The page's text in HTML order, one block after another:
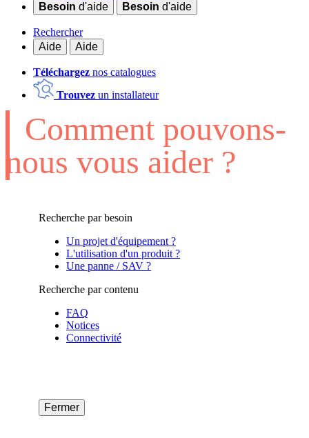
Besoin d'aide Besoin d'aide
Rechercher
Aide
Aide
Téléchargez nos catalogues
Trouvez un installateur
Comment pouvons-
nous vous aider ?
Recherche par besoin
Un projet d'équipement ?
L'utilisation d'un produit ?
Une panne / SAV ?
Recherche par contenu
FAQ
Notices
Connectivité
Fermer